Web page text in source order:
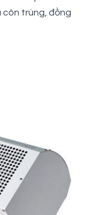
côn trùng, đồng